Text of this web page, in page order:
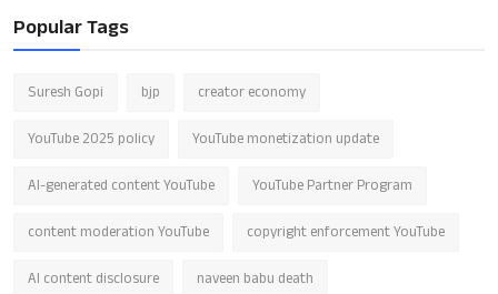
Popular Tags
Suresh Gopi bjp creator economy
YouTube 2025 policy YouTube monetization update
AI-generated content YouTube YouTube Partner Program
content moderation YouTube copyright enforcement YouTube
AI content disclosure naveen babu death